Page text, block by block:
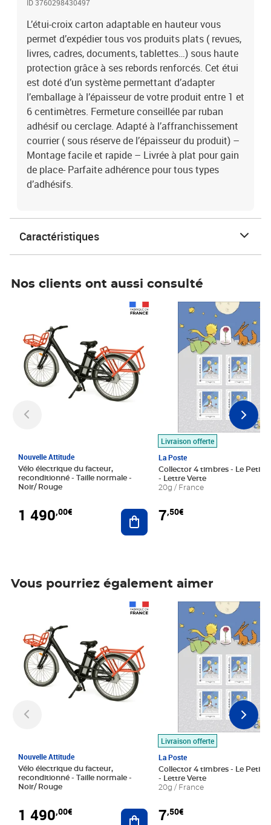
ID 3760298430497
L’étui-croix carton adaptable en hauteur vous
permet d’expédier tous vos produits plats ( revues,
livres, cadres, documents, tablettes…) sous haute
protection grâce à ses rebords renforcés. Cet étui
est doté d’un système permettant d’adapter
l’emballage à l’épaisseur de votre produit entre 1 et
6 centimètres. Fermeture conseillée par ruban
adhésif ou cerclage. Adapté à l’affranchissement
courrier ( sous réserve de l’épaisseur du produit) –
Montage facile et rapide – Livrée à plat pour gain
de place- Parfaite adhérence pour tous types
d’adhésifs.
Caractéristiques
Nos clients ont aussi consulté
Nouvelle Attitude
Vélo électrique du facteur,
reconditionné - Taille normale -
Noir/ Rouge
1 490,00€ Ajouter au panier
Livraison offerte
La Poste
Collector 4 timbres - Le Petit
- Lettre Verte
20g / France
7,50€
Prix 7,50€
Vous pourriez également aimer
Nouvelle Attitude
Vélo électrique du facteur,
reconditionné - Taille normale -
Noir/ Rouge
1 490,00€ Ajouter au panier
Livraison offerte
La Poste
Collector 4 timbres - Le Petit
- Lettre Verte
20g / France
7,50€
Prix 7,50€